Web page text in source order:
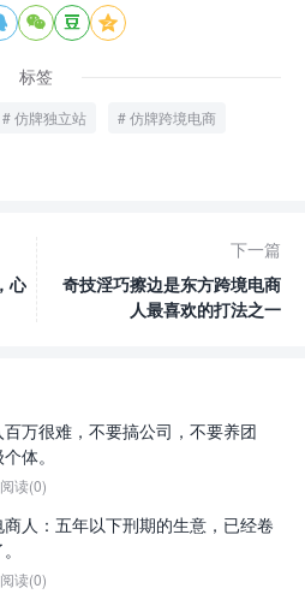
  
标签
仿牌独立站 仿牌跨境电商
心
下一篇
奇技淫巧擦边是东方跨境电商
人最喜欢的打法之一
万很难，不要搞公司，不要养团
体。
阅读(0)
人：五年以下刑期的生意，已经卷
阅读(0)